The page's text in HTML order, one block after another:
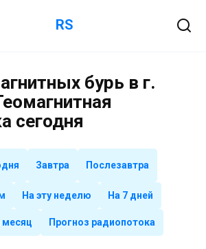
RS
бурь в г.
сегодня
Завтра Послезавтра
На эту неделю На 7 дней
месяц Прогноз радиопотока